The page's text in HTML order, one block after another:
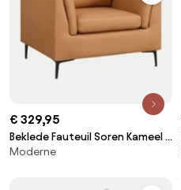
€ 329,95
Beklede Fauteuil Soren Kameel -
Sklum
Moderne